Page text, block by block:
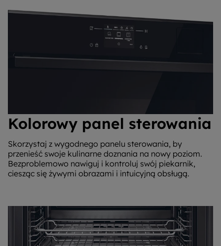
Kolorowy panel sterowania
Skorzystaj z wygodnego panelu sterowania, by
przenieść swoje kulinarne doznania na nowy poziom.
Bezproblemowo nawiguj i kontroluj swój piekarnik,
ciesząc się żywymi obrazami i intuicyjną obsługą.